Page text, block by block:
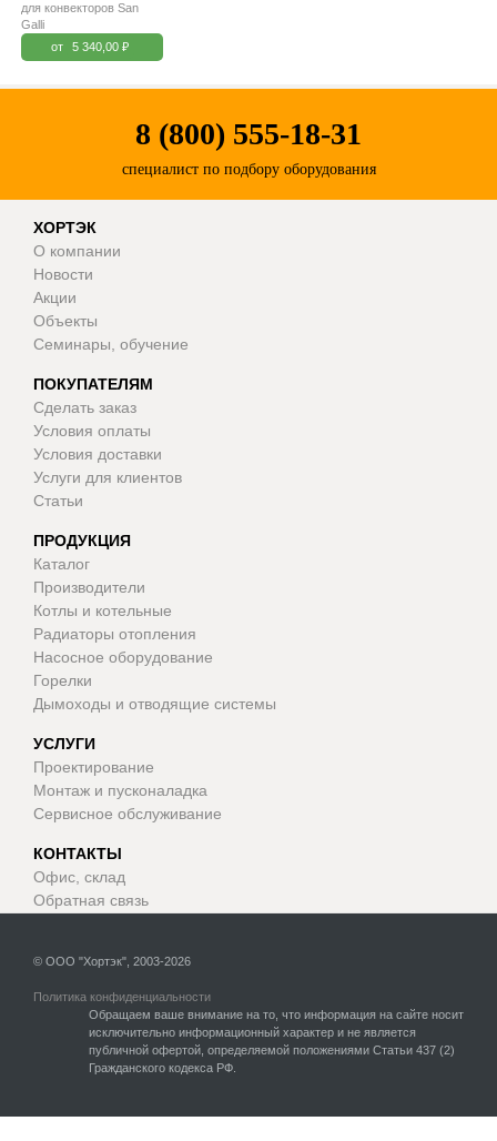
для конвекторов San
Galli
от
5 340,00 ₽
8 (800) 555-18-31
специалист по подбору оборудования
ХОРТЭК
О компании
Новости
Акции
Объекты
Семинары, обучение
ПОКУПАТЕЛЯМ
Сделать заказ
Условия оплаты
Условия доставки
Услуги для клиентов
Статьи
ПРОДУКЦИЯ
Каталог
Производители
Котлы и котельные
Радиаторы отопления
Насосное оборудование
Горелки
Дымоходы и отводящие системы
УСЛУГИ
Проектирование
Монтаж и пусконаладка
Сервисное обслуживание
КОНТАКТЫ
Офис, склад
Обратная связь
© ООО "Хортэк", 2003-2026
Политика конфиденциальности
Обращаем ваше внимание на то, что информация на сайте носит
исключительно информационный характер и не является
публичной офертой, определяемой положениями Статьи 437 (2)
Гражданского кодекса РФ.